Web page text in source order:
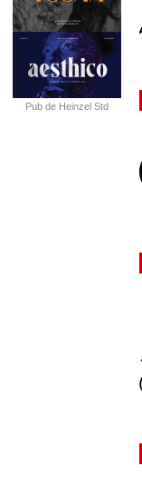
Pub de Heinzel Std